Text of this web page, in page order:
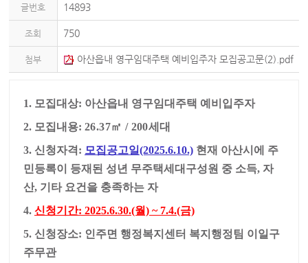
글번호 14893
조회 750
첨부 아산읍내 영구임대주택 예비입주자 모집공고문(2).pdf
1. 모집대상: 아산읍내 영구임대주택 예비입주자
2. 모집내용: 26.37㎡ / 200세대
3. 신청자격: 모집공고일(2025.6.10.)현재 아산시에 주
민등록이 등재된 성년 무주택세대구성원 중 소득, 자
산, 기타 요건을 충족하는 자
4. 신청기간: 2025.6.30.(월) ~ 7.4.(금)
5. 신청장소: 인주면 행정복지센터 복지행정팀 이일구
주무관